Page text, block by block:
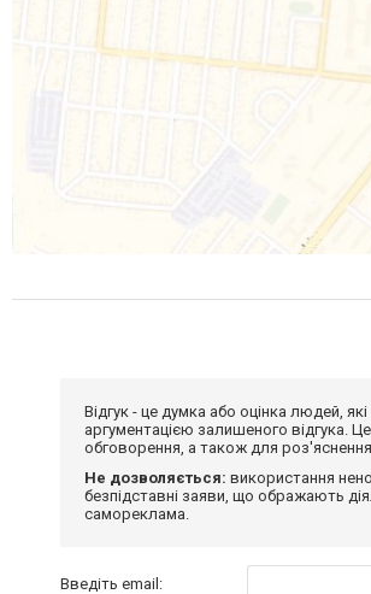
Відгук - це думка або оцінка людей,
аргументацією залишеного відгука.
обговорення, а також для
Не дозволяється: використання
безпідставні заяви, що ображають
самореклама.
Введіть email: